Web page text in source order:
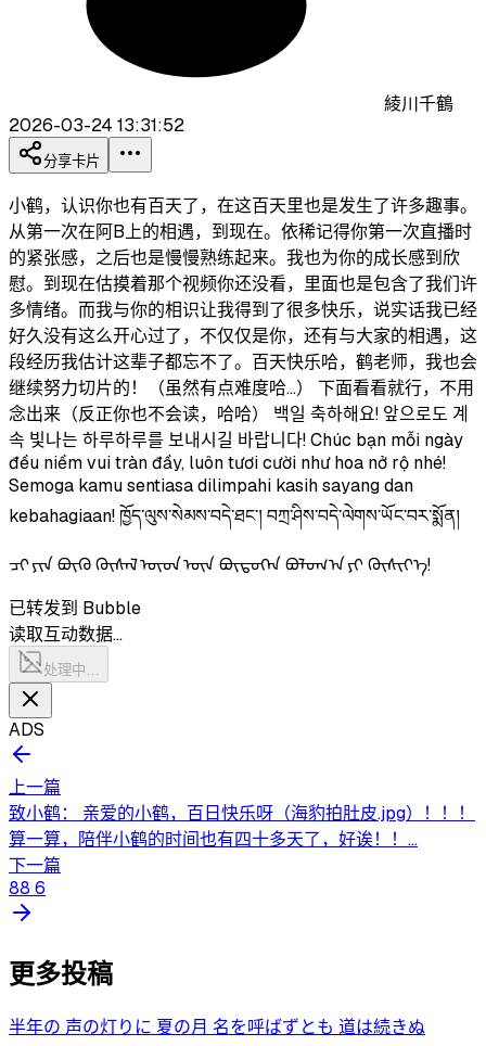
綾川千鶴
2026-03-24 13:31:52
分享卡片
小鹤，认识你也有百天了，在这百天里也是发生了许多趣事。
从第一次在阿B上的相遇，到现在。依稀记得你第一次直播时
的紧张感，之后也是慢慢熟练起来。我也为你的成长感到欣
慰。到现在估摸着那个视频你还没看，里面也是包含了我们许
多情绪。而我与你的相识让我得到了很多快乐，说实话我已经
好久没有这么开心过了，不仅仅是你，还有与大家的相遇，这
段经历我估计这辈子都忘不了。百天快乐哈，鹤老师，我也会
继续努力切片的！（虽然有点难度哈…） 下面看看就行，不用
念出来（反正你也不会读，哈哈） 백일 축하해요! 앞으로도 계
속 빛나는 하루하루를 보내시길 바랍니다! Chúc bạn mỗi ngày
đều niềm vui tràn đầy, luôn tươi cười như hoa nở rộ nhé!
Semoga kamu sentiasa dilimpahi kasih sayang dan
kebahagiaan! ཁྱོད་ལུས་སེམས་བདེ་ཐང་། བཀྲ་ཤིས་བདེ་ལེགས་ཡོང་བར་སྨོན།
ᠴᠢ ᠶᠢᠨ ᠪᠦᠬᠦ ᠬᠦᠰᠡᠯ ᠦᠳ ᠦᠨ ᠪᠦᠲᠦᠭᠡᠨ ᠪᠣᠯᠤᠭ᠎ᠠ ᠶᠢ ᠬᠦᠰᠢᠶ᠎ᠡ!
已转发到 Bubble
读取互动数据…
处理中…
ADS
上一篇
致小鹤： 亲爱的小鹤，百日快乐呀（海豹拍肚皮.jpg）！！！
算一算，陪伴小鹤的时间也有四十多天了，好诶！！...
下一篇
88 6
更多投稿
半年の 声の灯りに 夏の月 名を呼ばずとも 道は続きぬ